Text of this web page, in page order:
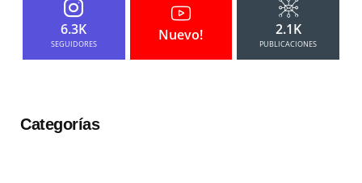
6.3K
SEGUIDORES
Nuevo! 2.1K
PUBLICACIONES
Categorías